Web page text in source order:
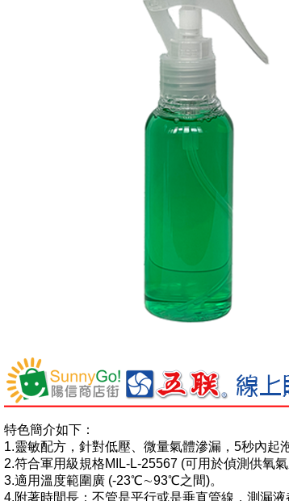
特色簡介如下：
1.靈敏配方，針對低壓、微量氣體滲漏，5秒內起
2.符合軍用級規格MIL-L-25567 (可用於偵測供氧氣
3.適用溫度範圍廣 (-23℃∼93℃之間)。
4.附著時間長：不管是平行或是垂直管線，測漏